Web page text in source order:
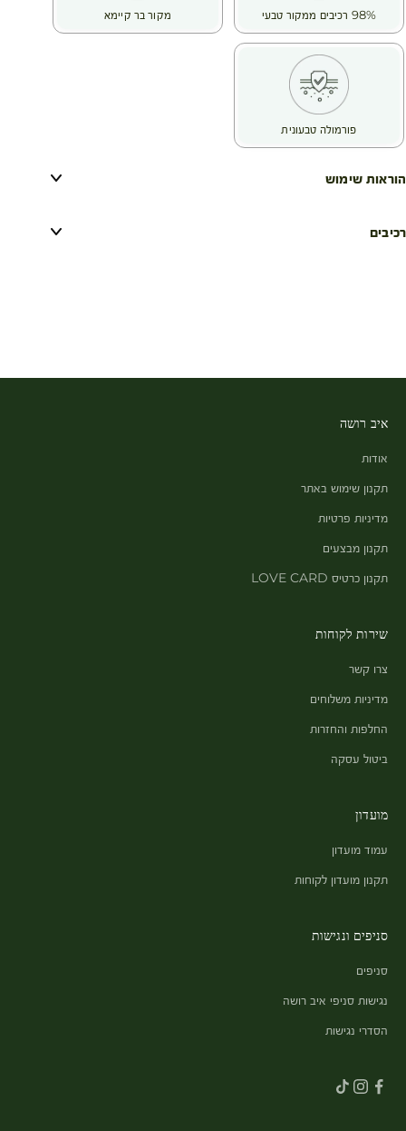
98% רכיבים ממקור טבעי מקור בר קיימא
פורמולה טבעונית
הוראות שימוש
רכיבים
איב רושה
אודות
תקנון שימוש באתר
מדיניות פרטיות
תקנון מבצעים
תקנון כרטיס LOVE CARD
שירות לקוחות
צרו קשר
מדיניות משלוחים
החלפות והחזרות
ביטול עסקה
מועדון
עמוד מועדון
תקנון מועדון לקוחות
סניפים ונגישות
סניפים
נגישות סניפי איב רושה
הסדרי נגישות